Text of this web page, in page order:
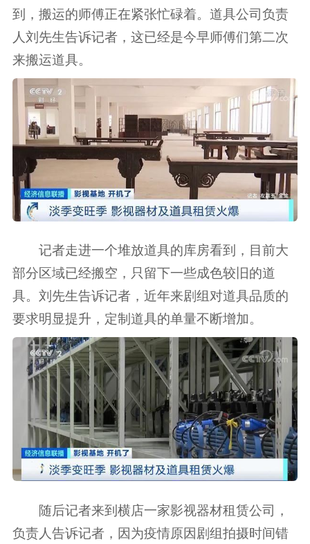
到，搬运的师傅正在紧张忙碌着。道具公司负责
人刘先生告诉记者，这已经是今早师傅们第二次
来搬运道具。
记者走进一个堆放道具的库房看到，目前大
部分区域已经搬空，只留下一些成色较旧的道
具。刘先生告诉记者，近年来剧组对道具品质的
要求明显提升，定制道具的单量不断增加。
随后记者来到横店一家影视器材租赁公司，
负责人告诉记者，因为疫情原因剧组拍摄时间错